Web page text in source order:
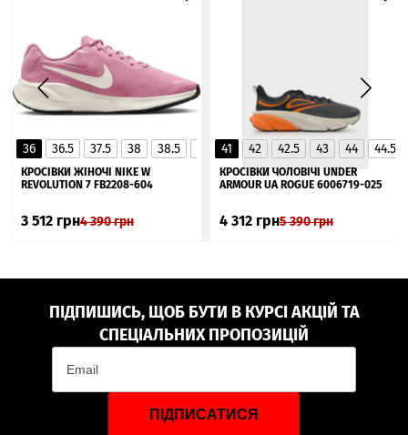
36 36.5 37.5 38 38.5 40 40.5
41
▲
КРОСІВКИ ЖІНОЧІ NIKE W
REVOLUTION 7 FB2208-604
3 512 грн4 390грн
41 42 42.5 43 44 44.5
КРОСІВКИ ЧОЛОВІЧІ UNDER
ARMOUR UA ROGUE 6006719-025
4 312 грн5 390грн
ПІДПИШИСЬ, ЩОБ БУТИ В КУРСІ АКЦІЙ ТА
СПЕЦІАЛЬНИХ ПРОПОЗИЦІЙ
ПІДПИСАТИСЯ